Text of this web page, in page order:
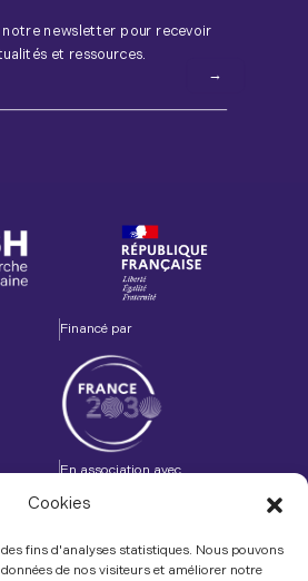
Cookies
fins d'analyses statistiques. Nous pouvons
de nos visiteurs et améliorer notre
notre newsletter pour recevoir
et ressources.
Financé par
En association avec